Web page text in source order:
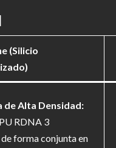
(Silicio
de Alta Densidad:
RDNA 3
forma conjunta en